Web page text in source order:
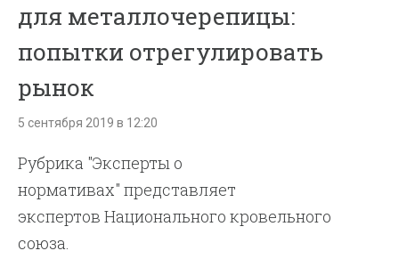
для металлочерепицы:
попытки отрегулировать
рынок
5 сентября 2019 в 12:20
Рубрика "Эксперты о
нормативах" представляет
экспертов Национального кровельного
союза.